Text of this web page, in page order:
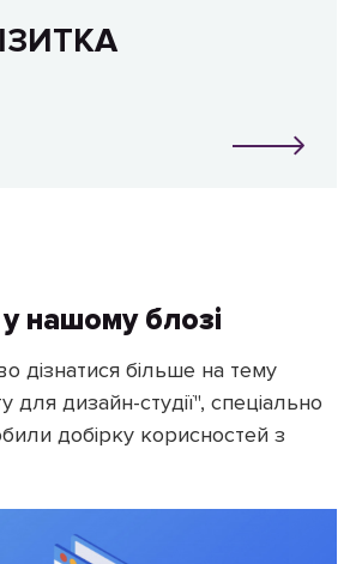
у нашому блозі
дізнатися більше на тему
для дизайн-студії", спеціально
добірку корисностей з